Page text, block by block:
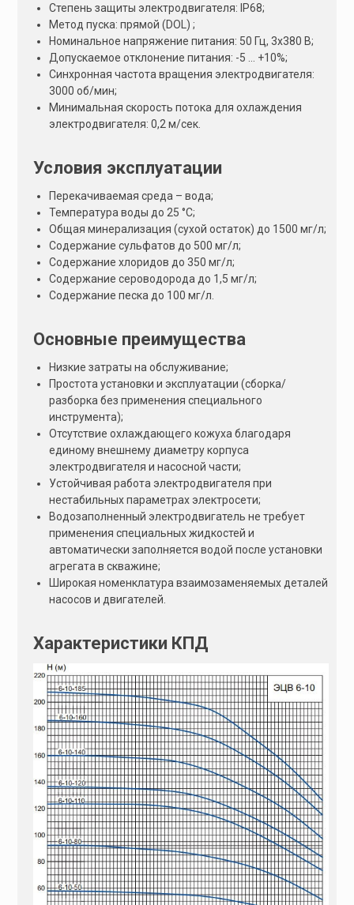
Степень защиты электродвигателя: IP68;
Метод пуска: прямой (DOL) ;
Номинальное напряжение питания: 50 Гц, 3х380 В;
Допускаемое отклонение питания: -5 … +10%;
Синхронная частота вращения электродвигателя:
3000 об/мин;
Минимальная скорость потока для охлаждения
электродвигателя: 0,2 м/сeк.
Условия эксплуатации
Перекачиваемая среда – вода;
Температура воды до 25 °С;
Общая минерализация (сухой остаток) до 1500 мг/л;
Содержание сульфатов до 500 мг/л;
Содержание хлоридов до 350 мг/л;
Содержание сероводорода до 1,5 мг/л;
Содержание песка до 100 мг/л.
Основные преимущества
Низкие затраты на обслуживание;
Простота установки и эксплуатации (сборка/
разборка без применения специального
инструмента);
Отсутствие охлаждающего кожуха благодаря
единому внешнему диаметру корпуса
электродвигателя и насосной части;
Устойчивая работа электродвигателя при
нестабильных параметрах электросети;
Водозаполненный электродвигатель не требует
применения специальных жидкостей и
автоматически заполняется водой после установки
агрегата в скважине;
Широкая номенклатура взаимозаменяемых деталей
насосов и двигателей.
Характеристики КПД